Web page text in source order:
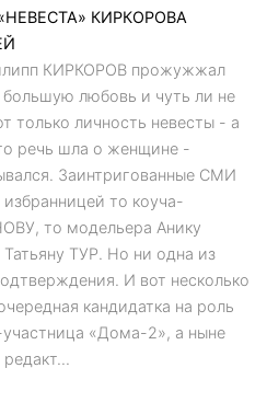
КИРКОРОВА
КИРКОРОВ прожужжал
любовь и чуть ли не
только личность невесты - а
речь шла о женщине -
Заинтригованные СМИ
то коуча-
то модельера Анику
ТУР. Но ни одна из
И вот несколько
кандидатка на роль
«Дома-2», а ныне